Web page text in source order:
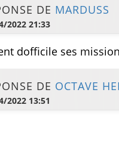
DE MARDUSS
2022 21:33
dofficile ses
DE OCTAVE
2022 13:51